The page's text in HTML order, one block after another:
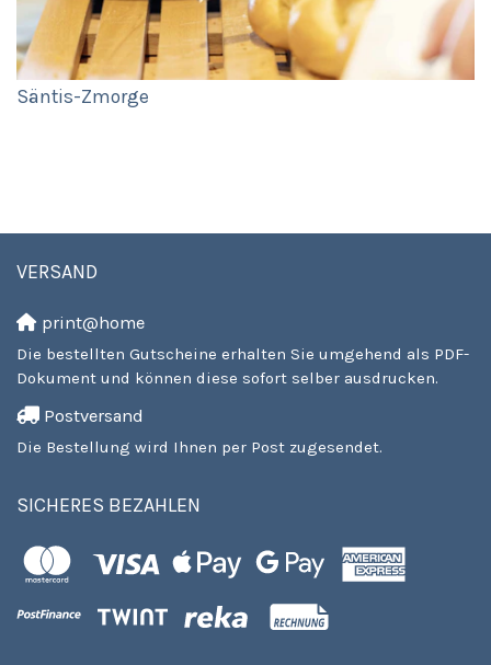
Säntis-Zmorge
VERSAND
print@home
Die bestellten Gutscheine erhalten Sie umgehend als PDF-
Dokument und können diese sofort selber ausdrucken.
Postversand
Die Bestellung wird Ihnen per Post zugesendet.
SICHERES BEZAHLEN